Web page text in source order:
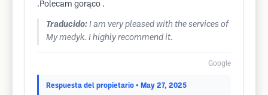
.Polecam gorąco .
Traducido: I am very pleased with the services of
My medyk. I highly recommend it.
Google
Respuesta del propietario • May 27, 2025